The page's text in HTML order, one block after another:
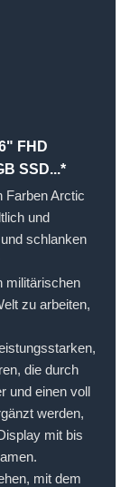
FHD
SSD...*
Farben Arctic
und
schlanken
militärischen
zu arbeiten,
die durch
und einen voll
werden,
mit bis
mit dem